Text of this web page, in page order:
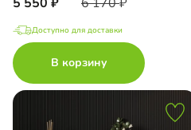
5 550 6 170
Доступно для доставки
В корзину